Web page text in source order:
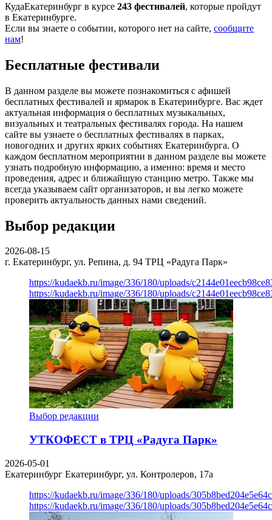
КудаЕкатеринбург в курсе 243 фестивалей, которые пройдут
в Екатеринбурге.
Если вы знаете о событии, которого нет на сайте, сообщите
нам!
Бесплатные фестивали
В данном разделе вы можете познакомиться с афишей
бесплатных фестивалей и ярмарок в Екатеринбурге. Вас ждет
актуальная информация о бесплатных музыкальных,
визуальных и театральных фестивалях города. На нашем
сайте вы узнаете о бесплатных фестивалях в парках,
новогодних и других ярких событиях Екатеринбурга. О
каждом бесплатном мероприятии в данном разделе вы можете
узнать подробную информацию, а именно: время и место
проведения, адрес и ближайшую станцию метро. Также мы
всегда указываем сайт организаторов, и вы легко можете
проверить актуальность данных нами сведений.
Выбор редакции
2026-08-15
г. Екатеринбург, ул. Репина, д. 94 ТРЦ «Радуга Парк»
https://kudaekb.ru/image/336/180/uploads/
https://kudaekb.ru/image/336/180/uploads/
Выбор редакции
УТКОФЕСТ в ТРЦ «Радуга Парк»
2026-05-01
Екатеринбург Екатеринбург, ул. Контролеров, 17а
https://kudaekb.ru/image/336/180/uploads/
https://kudaekb.ru/image/336/180/uploads/